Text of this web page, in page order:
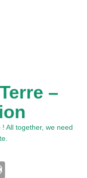
–
All together, we need